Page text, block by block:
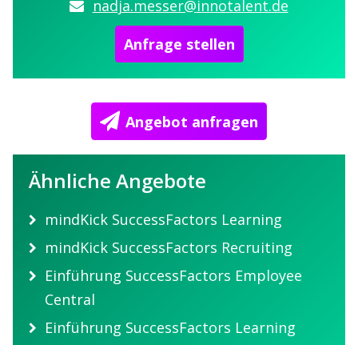
nadja.messer@innotalent.de
Anfrage stellen
Angebot anfragen
Ähnliche Angebote
mindKick SuccessFactors Learning
mindKick SuccessFactors Recruiting
Einführung SuccessFactors Employee
Central
Einführung SuccessFactors Learning